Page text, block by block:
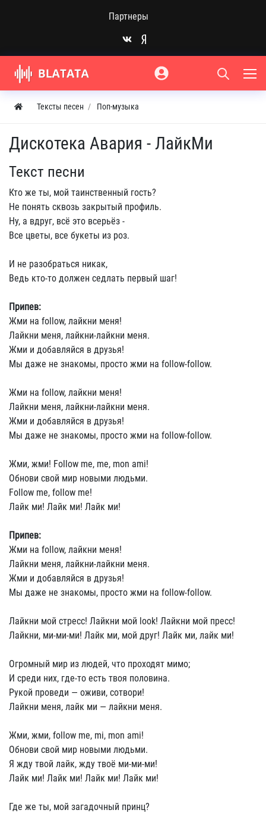
Партнеры
Тексты песен Поп-музыка
Дискотека Авария - ЛайкМи
Текст песни
Кто же ты, мой таинственный гость?
Не понять сквозь закрытый профиль.
Ну, а вдруг, всё это всерьёз -
Все цветы, все букеты из роз.
И не разобраться никак,
Ведь кто-то должен седлать первый шаг!
Припев:
Жми на follow, лайкни меня!
Лайкни меня, лайкни-лайкни меня.
Жми и добавляйся в друзья!
Мы даже не знакомы, просто жми на follow-follow.
Жми на follow, лайкни меня!
Лайкни меня, лайкни-лайкни меня.
Жми и добавляйся в друзья!
Мы даже не знакомы, просто жми на follow-follow.
Жми, жми! Follow me, me, mon ami!
Обнови свой мир новыми людьми.
Follow me, follow me!
Лайк ми! Лайк ми! Лайк ми!
Припев:
Жми на follow, лайкни меня!
Лайкни меня, лайкни-лайкни меня.
Жми и добавляйся в друзья!
Мы даже не знакомы, просто жми на follow-follow.
Лайкни мой стресс! Лайкни мой look! Лайкни мой пресс!
Лайкни, ми-ми-ми! Лайк ми, мой друг! Лайк ми, лайк ми!
Огромный мир из людей, что проходят мимо;
И среди них, где-то есть твоя половина.
Рукой проведи — оживи, сотвори!
Лайкни меня, лайк ми — лайкни меня.
Жми, жми, follow me, mi, mon ami!
Обнови свой мир новыми людьми.
Я жду твой лайк, жду твоё ми-ми-ми!
Лайк ми! Лайк ми! Лайк ми! Лайк ми!
Где же ты, мой загадочный принц?